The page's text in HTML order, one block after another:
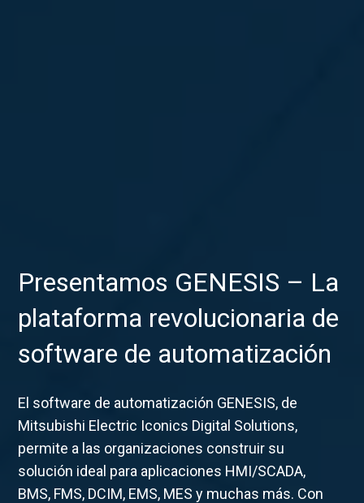
Presentamos GENESIS – La
plataforma revolucionaria de
software de automatización
El software de automatización GENESIS, de
Mitsubishi Electric Iconics Digital Solutions,
permite a las organizaciones construir su
solución ideal para aplicaciones HMI/SCADA,
BMS, FMS, DCIM, EMS, MES y muchas más. Con